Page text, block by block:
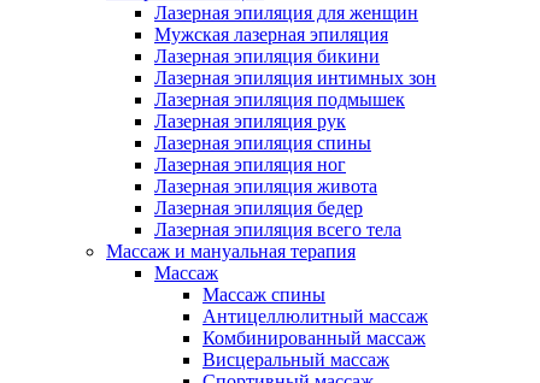
Лазерная эпиляция для женщин
Мужская лазерная эпиляция
Лазерная эпиляция бикини
Лазерная эпиляция интимных зон
Лазерная эпиляция подмышек
Лазерная эпиляция рук
Лазерная эпиляция спины
Лазерная эпиляция ног
Лазерная эпиляция живота
Лазерная эпиляция бедер
Лазерная эпиляция всего тела
Массаж и мануальная терапия
Массаж
Массаж спины
Антицеллюлитный массаж
Комбинированный массаж
Висцеральный массаж